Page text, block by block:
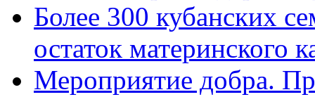
Более 300 кубанских
остаток материнского
Мероприятие добра.